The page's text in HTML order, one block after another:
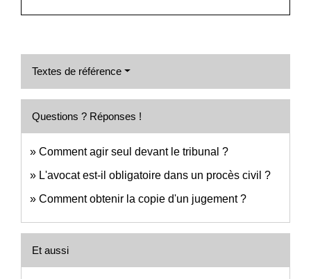
Textes de référence
Questions ? Réponses !
Comment agir seul devant le tribunal ?
L'avocat est-il obligatoire dans un procès civil ?
Comment obtenir la copie d'un jugement ?
Et aussi